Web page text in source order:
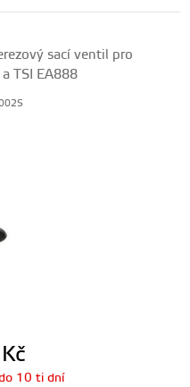
sací ventil pro
TSI EA888
Kč
10 ti dní